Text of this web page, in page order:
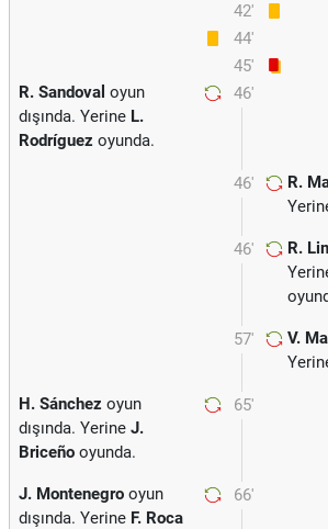
42'
44'
45'
46'
R. Sandoval oyun
dışında. Yerine L.
Rodríguez oyunda.
46' R.
46' R.
57' V.
65'
H. Sánchez oyun
dışında. Yerine J.
Briceño oyunda.
66'
J. Montenegro oyun
dışında. Yerine F. Roca